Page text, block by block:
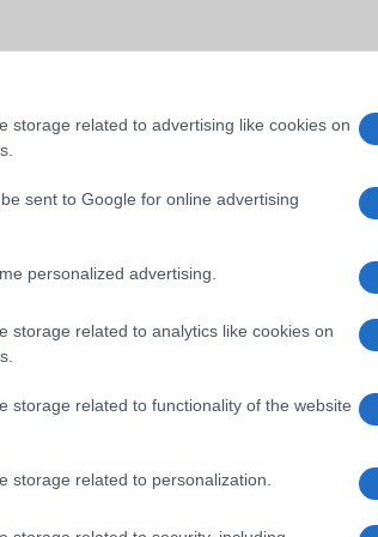
storage related to advertising like cookies on
sent to Google for online advertising
personalized advertising.
storage related to analytics like cookies on
storage related to functionality of the website
storage related to personalization.
aGPS (USA), Glonass (Orosz),
Az akkumulátor nem vehetõ ki!
ÉS ÉRZÉKELŐK